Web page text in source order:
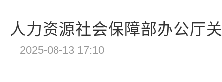
人力资源社会保障部办公厅
2025-08-13 17:10